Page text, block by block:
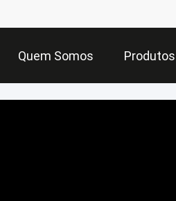
Quem Somos Produtos